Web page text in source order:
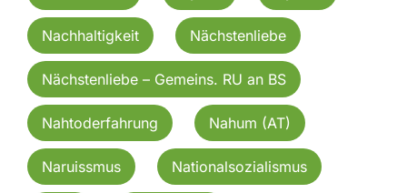
Nachhaltigkeit Nächstenliebe
Nächstenliebe – Gemeins. RU an BS
Nahtoderfahrung Nahum (AT)
Naruissmus Nationalsozialismus